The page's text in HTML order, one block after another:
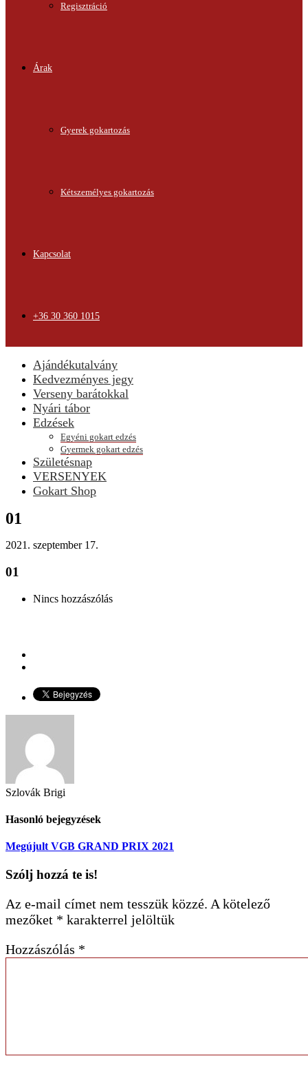
Regisztráció
Árak
Gyerek gokartozás
Kétszemélyes gokartozás
Kapcsolat
+36 30 360 1015
Ajándékutalvány
Kedvezményes jegy
Verseny barátokkal
Nyári tábor
Edzések
Egyéni gokart edzés
Gyermek gokart edzés
Születésnap
VERSENYEK
Gokart Shop
01
2021. szeptember 17.
01
Nincs hozzászólás
Szlovák Brigi
Hasonló bejegyzések
Megújult VGB GRAND PRIX 2021
Szólj hozzá te is!
Az e-mail címet nem tesszük közzé. A kötelező
mezőket * karakterrel jelöltük
Hozzászólás *